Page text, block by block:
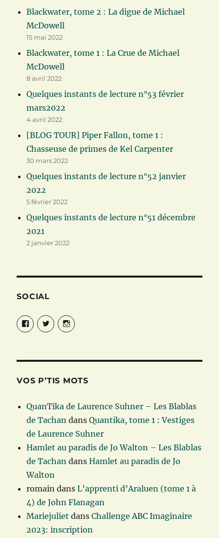
Blackwater, tome 2 : La digue de Michael
McDowell
15 mai 2022
Blackwater, tome 1 : La Crue de Michael
McDowell
8 avril 2022
Quelques instants de lecture n°53 février
mars2022
4 avril 2022
[BLOG TOUR] Piper Fallon, tome 1 :
Chasseuse de primes de Kel Carpenter
30 mars 2022
Quelques instants de lecture n°52 janvier
2022
5 février 2022
Quelques instants de lecture n°51 décembre
2021
2 janvier 2022
SOCIAL
FacebookTwitterInstagram
VOS P’TIS MOTS
QuanTika de Laurence Suhner – Les Blablas
de Tachan dansQuantika, tome 1 : Vestiges
de Laurence Suhner
Hamlet au paradis de Jo Walton – Les Blablas
de Tachan dansHamlet au paradis de Jo
Walton
romain dansL’apprenti d’Araluen (tome 1 à
4) de John Flanagan
Mariejuliet dansChallenge ABC Imaginaire
2023: inscription